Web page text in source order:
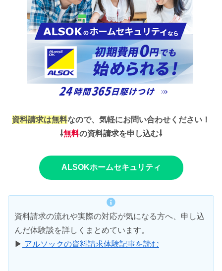
資料請求は無料なので、気軽にお問い合わせください！
⇩無料の資料請求を申し込む⇩
ALSOKホームセキュリティ
資料請求の流れや実際の対応が気になる方へ、申し込
んだ体験談を詳しくまとめています。
▶ アルソックの資料請求体験記事を読む